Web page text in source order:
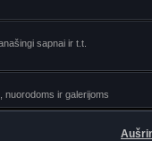
sapnai ir t.t.
nuorodoms ir galerijoms